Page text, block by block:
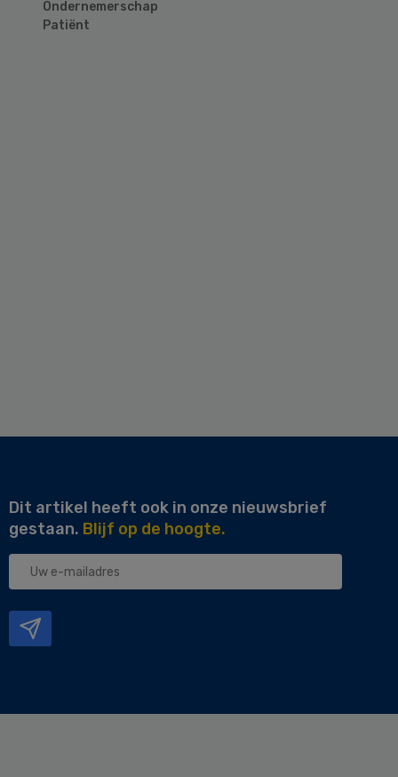
Ondernemerschap
Patiënt
Dit artikel heeft ook in onze nieuwsbrief
gestaan. Blijf op de hoogte.
Uw